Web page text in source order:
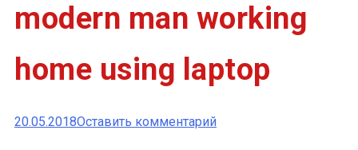
modern man working
home using laptop
20.05.2018Оставить комментарийк